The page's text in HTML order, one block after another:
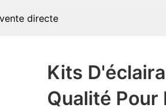
directe
Kits
Qualité Pour